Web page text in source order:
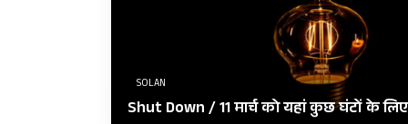
SOLAN
Shut Down / 11 मार्च को यहां कुछ घंटों के